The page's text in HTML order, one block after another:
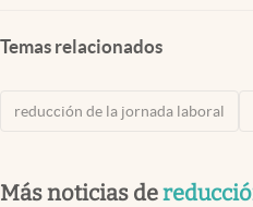
Temas relacionados
reducción de la jornada laboral
Más noticias de